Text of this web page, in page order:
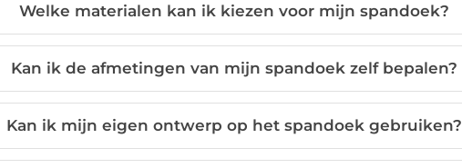
Welke materialen kan ik kiezen voor mijn spandoek?
Kan ik de afmetingen van mijn spandoek zelf bepalen?
Kan ik mijn eigen ontwerp op het spandoek gebruiken?